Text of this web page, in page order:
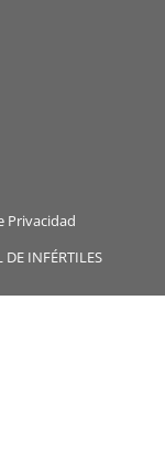
Privacidad
INFÉRTILES